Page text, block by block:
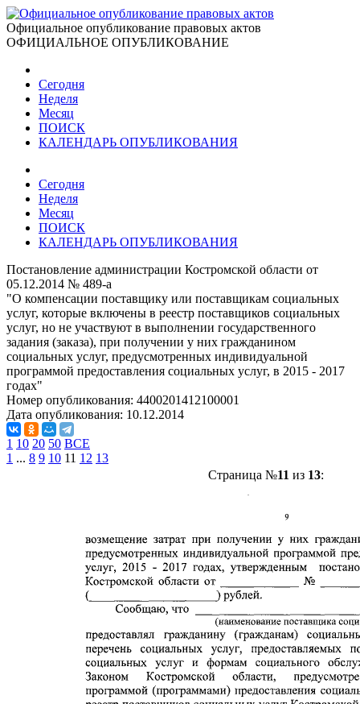
Официальное опубликование правовых актов
ОФИЦИАЛЬНОЕ ОПУБЛИКОВАНИЕ
Сегодня
Неделя
Месяц
ПОИСК
КАЛЕНДАРЬ ОПУБЛИКОВАНИЯ
Сегодня
Неделя
Месяц
ПОИСК
КАЛЕНДАРЬ ОПУБЛИКОВАНИЯ
Постановление администрации Костромской области от
05.12.2014 № 489-а
"О компенсации поставщику или поставщикам социальных
услуг, которые включены в реестр поставщиков социальных
услуг, но не участвуют в выполнении государственного
задания (заказа), при получении у них гражданином
социальных услуг, предусмотренных индивидуальной
программой предоставления социальных услуг, в 2015 - 2017
годах"
Номер опубликования: 4400201412100001
Дата опубликования: 10.12.2014
1 10 20 50 ВСЕ
1 ... 8 9 10 11 12 13
Страница №11 из 13: